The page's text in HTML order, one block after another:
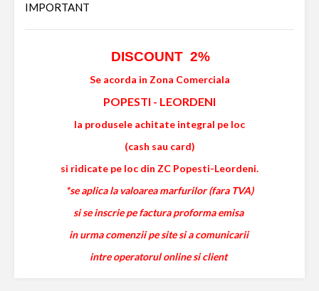
IMPORTANT
DISCOUNT 2%
Se acorda in Zona Comerciala
POPESTI - LEORDENI
la produsele achitate integral pe loc
(cash sau card)
si ridicate pe loc din ZC Popesti-Leordeni.
*se aplica la valoarea marfurilor (fara TVA)
si se inscrie pe factura proforma emisa
in urma comenzii pe site si a comunicarii
intre operatorul online si client